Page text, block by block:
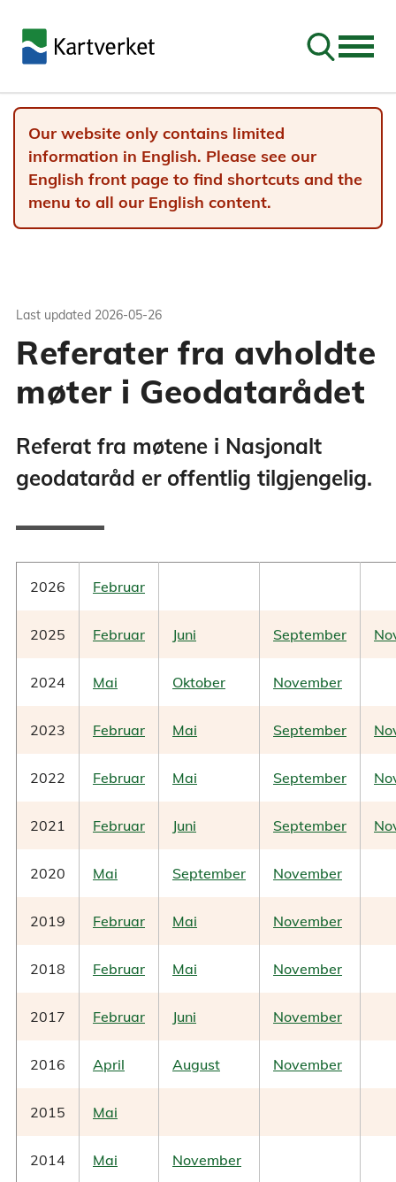
Go to
Our website only contains limited
information in English. Please see our
English front page to find shortcuts and the
menu to all our English content.
Last updated 2026-05-26
Referater fra avholdte
møter i Geodatarådet
Referat fra møtene i Nasjonalt
geodataråd er offentlig tilgjengelig.
2026 Februar
2025 Februar Juni September
2024 Mai Oktober November
2023 Februar Mai September
2022 Februar Mai September
2021 Februar Juni September
2020 Mai September November
2019 Februar Mai November
2018 Februar Mai November
2017 Februar Juni November
2016 April August November
2015 Mai
2014 Mai November